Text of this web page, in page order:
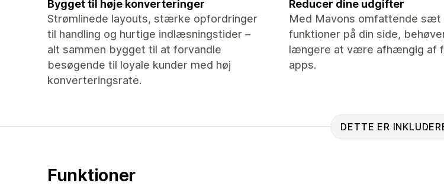
Bygget til høje konverteringer
Strømlinede layouts, stærke opfordringer
til handling og hurtige indlæsningstider –
alt sammen bygget til at forvandle
besøgende til loyale kunder med høj
konverteringsrate.
Reducer dine udgifter
Med Mavons omfattende sæt
funktioner på din side,
længere at være afhængig af
apps.
DETTE ER
Funktioner